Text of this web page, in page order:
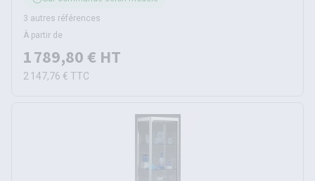
3 autres références
À partir de
1 789,80 € HT
2 147,76 € TTC